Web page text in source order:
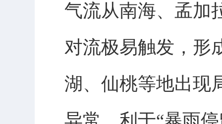
气流从南海、孟加
对流极易触发，形
湖、仙桃等地出现